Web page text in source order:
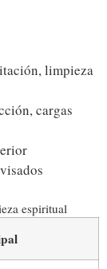
limpieza
cargas
espiritual